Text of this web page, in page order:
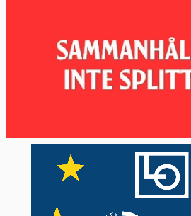
S&D | Socialdemokrater
Socialdemokraterna
| Ytterhöger
ECR | Nationalkonservativa
Sverigedemokraterna
Förnya Europa | Liberaler
Liberalerna och Centerpartiet